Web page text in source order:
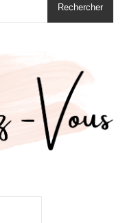
Rechercher